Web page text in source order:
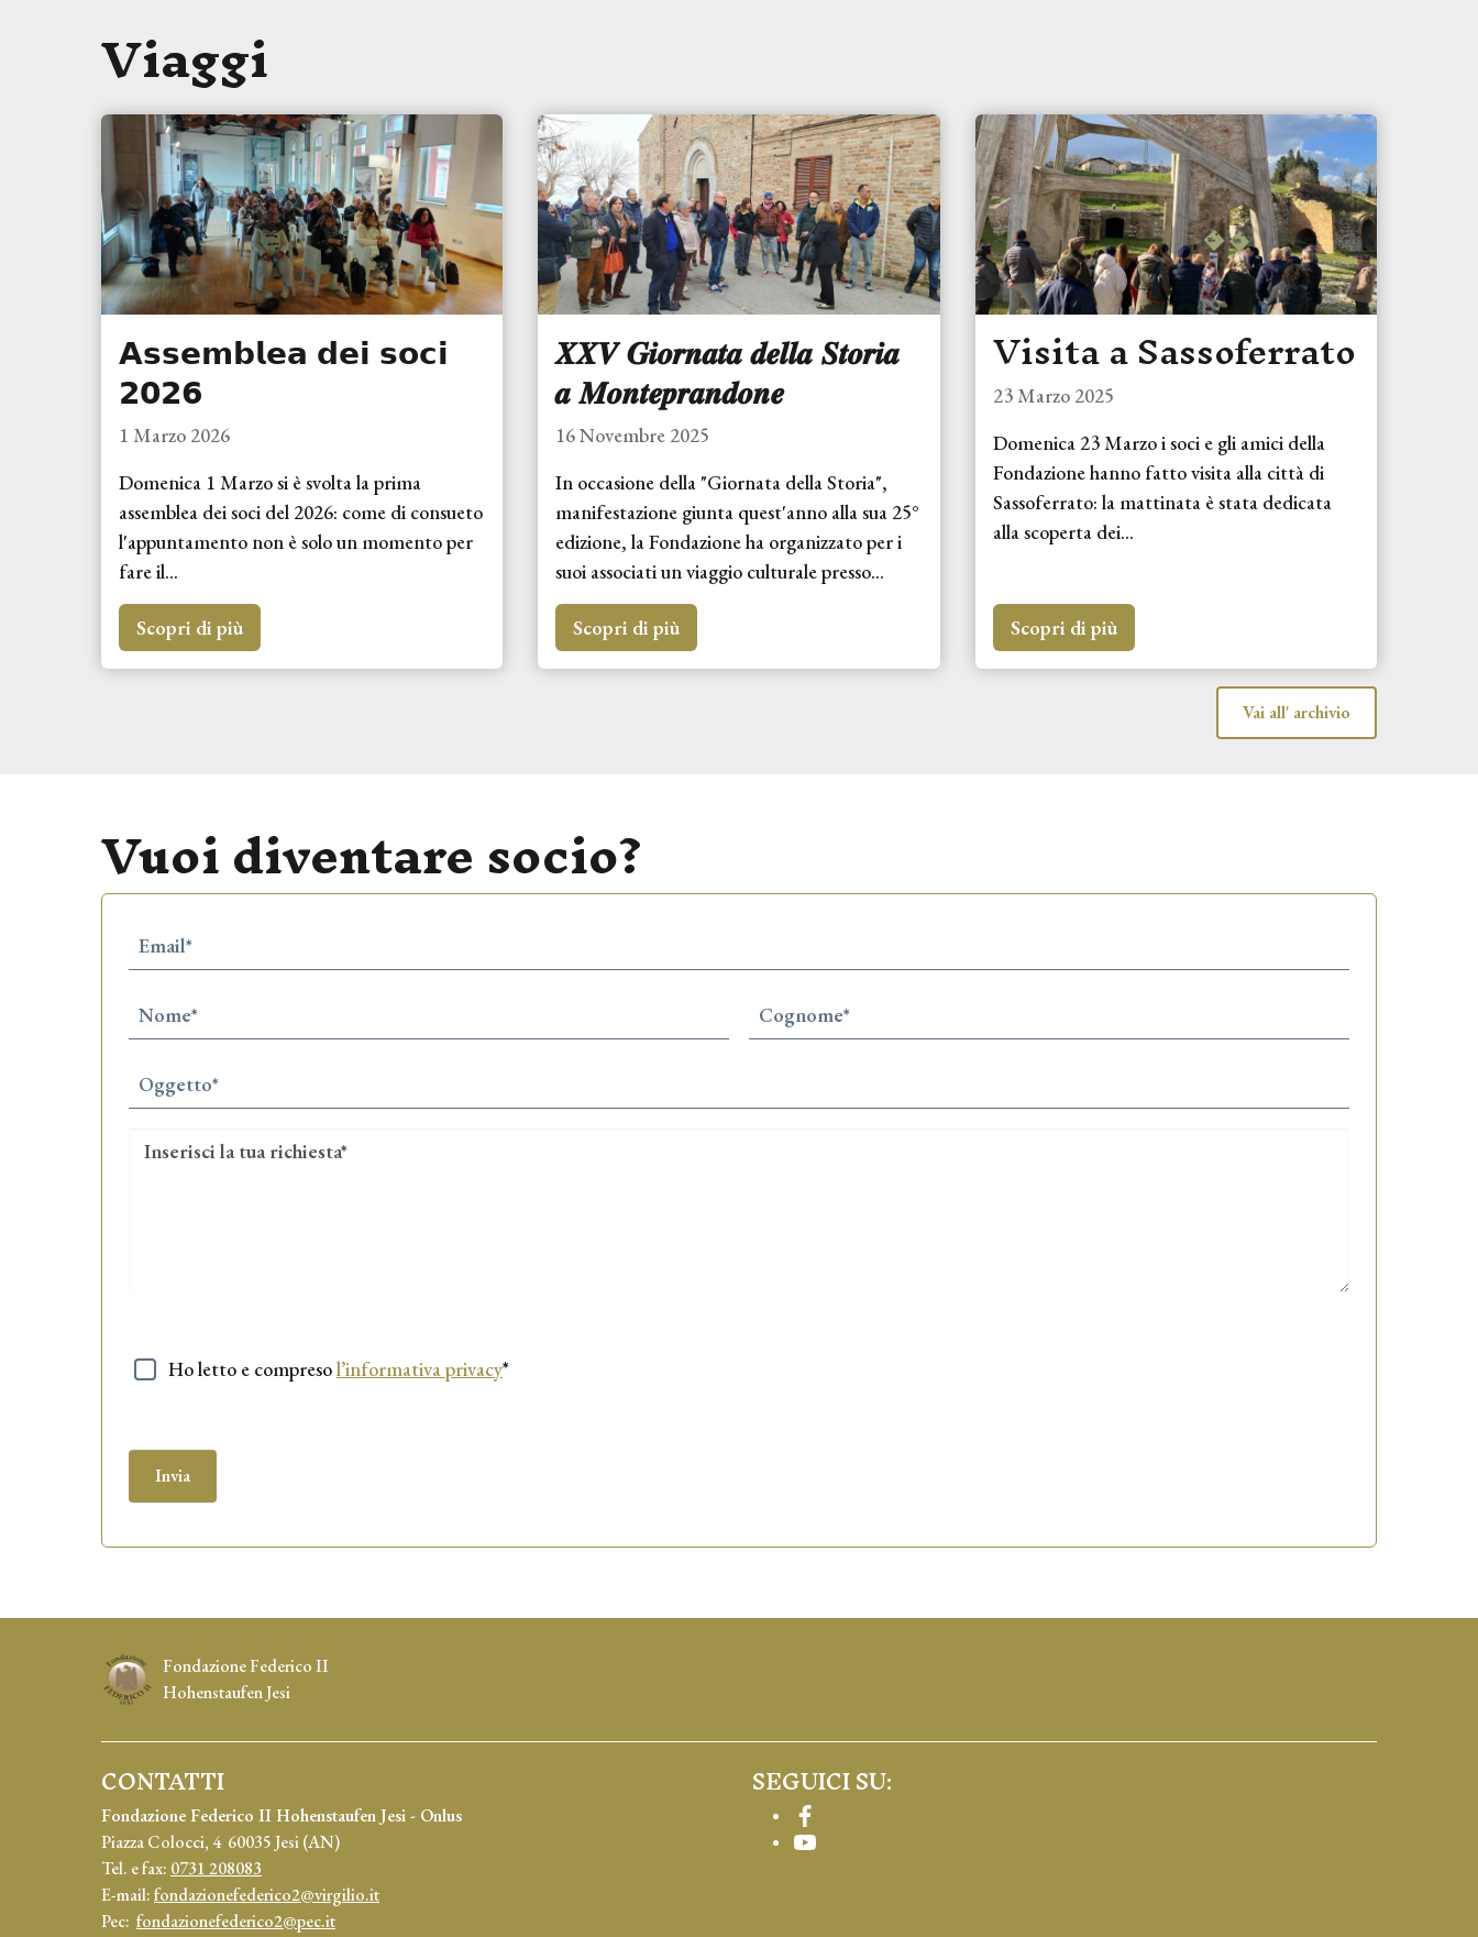
Viaggi
𝗔𝘀𝘀𝗲𝗺𝗯𝗹𝗲𝗮 𝗱𝗲𝗶 𝘀𝗼𝗰𝗶
𝟮𝟬𝟮𝟲
1 Marzo 2026
Domenica 1 Marzo si è svolta la prima
assemblea dei soci del 2026: come di consueto
l'appuntamento non è solo un momento per
fare il...
Scopri di più
𝑿𝑿𝑽 𝑮𝒊𝒐𝒓𝒏𝒂𝒕𝒂 𝒅𝒆𝒍𝒍𝒂 𝑺𝒕𝒐𝒓𝒊𝒂
𝒂 𝑴𝒐𝒏𝒕𝒆𝒑𝒓𝒂𝒏𝒅𝒐𝒏𝒆
16 Novembre 2025
In occasione della "Giornata della Storia",
manifestazione giunta quest'anno alla sua 25°
edizione, la Fondazione ha organizzato per i
suoi associati un viaggio culturale presso...
Scopri di più
Visita a Sassoferrato
23 Marzo 2025
Domenica 23 Marzo i soci e gli amici della
Fondazione hanno fatto visita alla città di
Sassoferrato: la mattinata è stata dedicata
alla scoperta dei...
Scopri di più
Vai all' archivio
Vuoi diventare socio?
Email *Obbligatorio
Nome Obbligatorio Cognome Obbligatorio
Oggetto Obbligatorio
Messaggio *Obbligatorio
Ho letto e compresol’informativa privacy*Obbligatorio
Fondazione Federico II
Hohenstaufen Jesi
CONTATTI
Fondazione Federico II Hohenstaufen Jesi - Onlus
Piazza Colocci, 4 60035 Jesi (AN)
Tel. e fax: 0731 208083
E-mail:fondazionefederico2@virgilio.it
Pec: fondazionefederico2@pec.it
SEGUICI SU: